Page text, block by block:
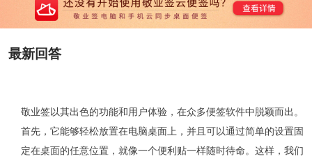
最新回答
敬业签以其出色的功能和用户体验，在众多便签软件中脱颖而出。
首先，它能够轻松放置在电脑桌面上，并且可以通过简单的设置固
定在桌面的任意位置，就像一个便利贴一样随时待命。这样，我们